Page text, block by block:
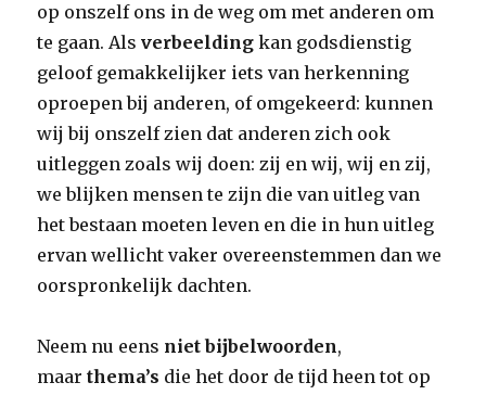
op onszelf ons in de weg om met anderen om
te gaan. Alsverbeelding kan godsdienstig
geloof gemakkelijker iets van herkenning
oproepen bij anderen, of omgekeerd: kunnen
wij bij onszelf zien dat anderen zich ook
uitleggen zoals wij doen: zij en wij, wij en zij,
we blijken mensen te zijn die van uitleg van
het bestaan moeten leven en die in hun uitleg
ervan wellicht vaker overeenstemmen dan we
oorspronkelijk dachten.
Neem nu eens niet bijbelwoorden,
maarthema’s die het door de tijd heen tot op